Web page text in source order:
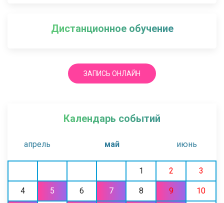
Дистанционное обучение
ЗАПИСЬ ОНЛАЙН
Календарь событий
апрель май июнь
1 2 3
4 5 6 7 8 9 10